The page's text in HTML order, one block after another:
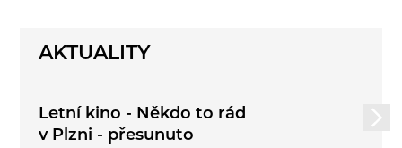
AKTUALITY
Letní kino - Někdo to rád
v Plzni - přesunuto